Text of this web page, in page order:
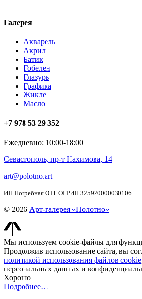
Галерея
Акварель
Акрил
Батик
Гобелен
Глазурь
Графика
Жикле
Масло
+7 978 53 29 352
Ежедневно: 10:00-18:00
Севастополь, пр-т Нахимова, 14
art@polotno.art
ИП Погребная О.Н. ОГРИП 325920000030106
© 2026 Арт-галерея «Полотно»
Мы используем cookie-файлы для
Продолжив использование сайта, вы
политикой использования файлов cookie
персональных данных и
Хорошо
Подробнее…